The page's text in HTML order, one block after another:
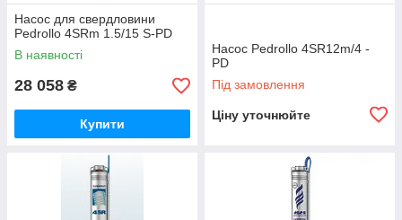
Насос для свердловини
Pedrollo 4SRm 1.5/15 S-PD
В наявності
28 058 ₴
Купити
Насос Pedrollo 4SR12m/4 -
PD
Під замовлення
Ціну уточнюйте